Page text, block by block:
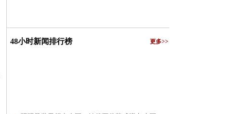
48小时新闻排行榜 更多>>